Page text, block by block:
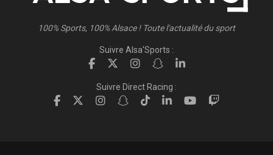
100% Sports, 100% Alsace ! Toute l'actualité du sport
Suivre Alsa'Sports :
Suivre Direct Racing :